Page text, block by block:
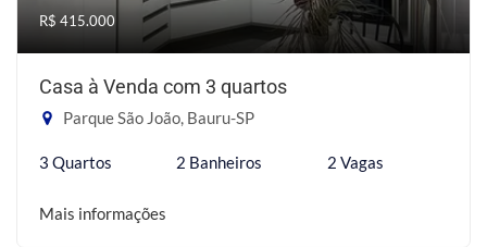
R$ 415.000
Casa à Venda com 3 quartos
Parque São João, Bauru-SP
3 Quartos 2 Banheiros 2 Vagas
Mais informações